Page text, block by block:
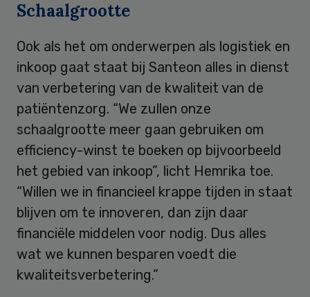
Schaalgrootte
Ook als het om onderwerpen als logistiek en
inkoop gaat staat bij Santeon alles in dienst
van verbetering van de kwaliteit van de
patiëntenzorg. “We zullen onze
schaalgrootte meer gaan gebruiken om
efficiency-winst te boeken op bijvoorbeeld
het gebied van inkoop”, licht Hemrika toe.
“Willen we in financieel krappe tijden in staat
blijven om te innoveren, dan zijn daar
financiële middelen voor nodig. Dus alles
wat we kunnen besparen voedt die
kwaliteitsverbetering.”